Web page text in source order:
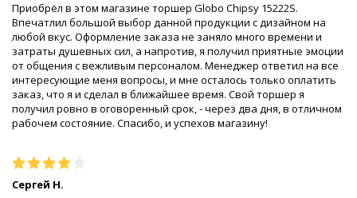
Приобрёл в этом магазине торшер Globo Chipsy 15222S.
Впечатлил большой выбор данной продукции с дизайном на
любой вкус. Оформление заказа не заняло много времени и
затраты душевных сил, а напротив, я получил приятные эмоции
от общения с вежливым персоналом. Менеджер ответил на все
интересующие меня вопросы, и мне осталось только оплатить
заказ, что я и сделал в ближайшее время. Свой торшер я
получил ровно в оговоренный срок, - через два дня, в отличном
рабочем состояние. Спасибо, и успехов магазину!
Сергей Н.